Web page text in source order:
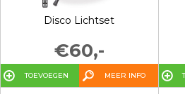
Disco Lichtset
€60,-
TOEVOEGEN MEER INFO